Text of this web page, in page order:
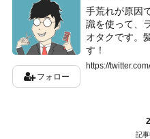
フォロー
手荒れが原因
識を使って、
オタクです。
す！
https://
記